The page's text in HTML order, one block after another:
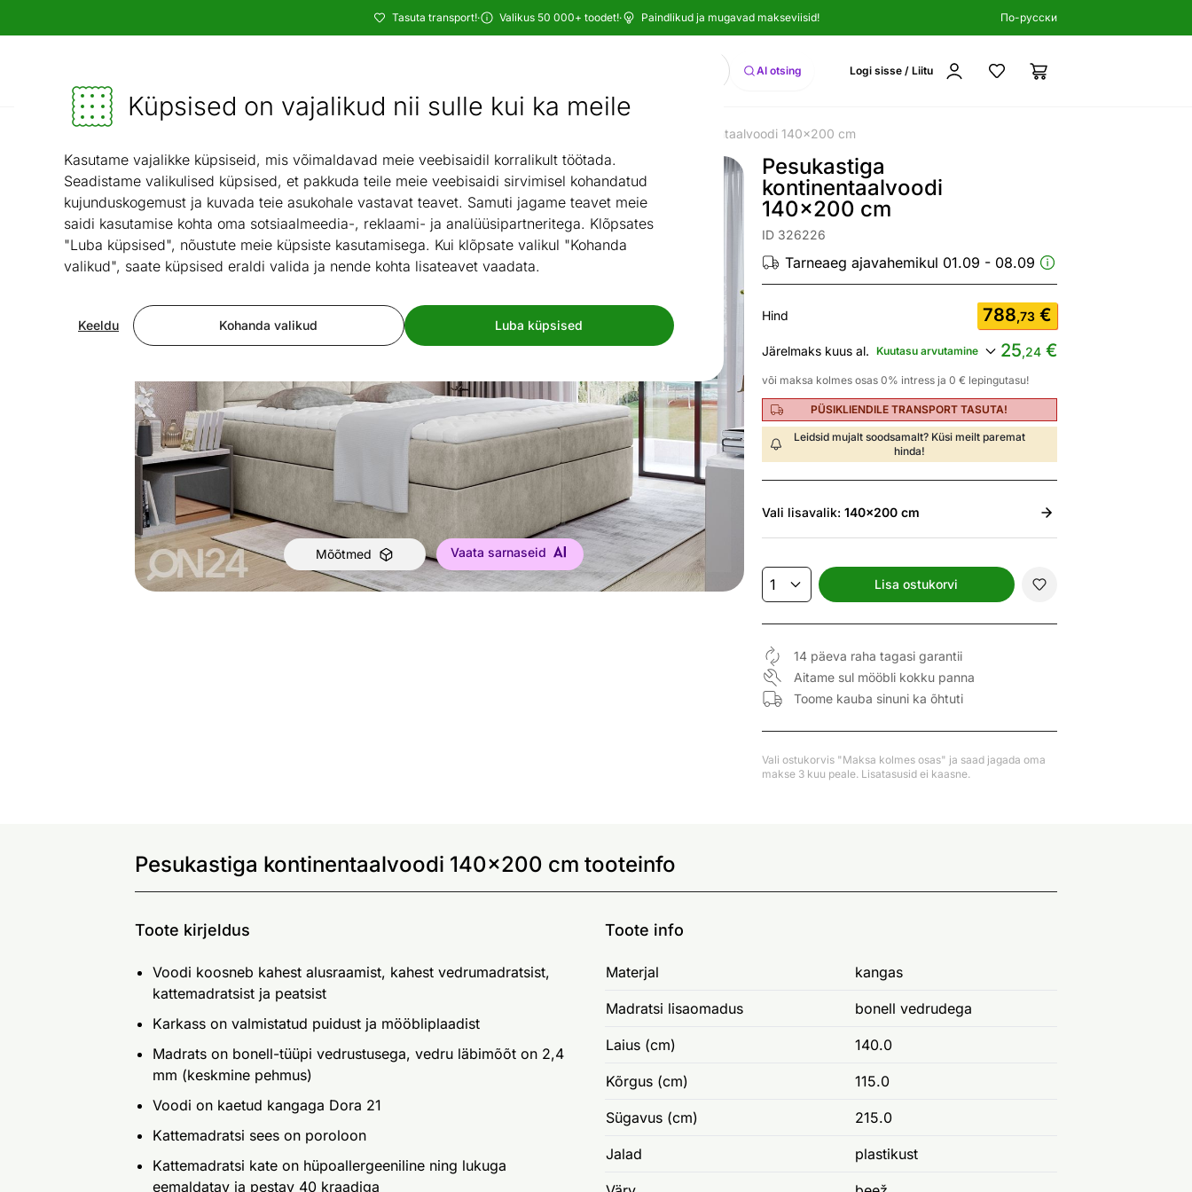
Küpsised on vajalikud nii sulle kui ka meile
Kasutame vajalikke küpsiseid, mis võimaldavad meie veebisaidil korralikult töötada.
Seadistame valikulised küpsised, et pakkuda teile meie veebisaidi sirvimisel kohandatud
kujunduskogemust ja kuvada teie asukohale vastavat teavet. Samuti jagame teavet meie
saidi kasutamise kohta oma sotsiaalmeedia-, reklaami- ja analüüsipartneritega. Klõpsates
"Luba küpsised", nõustute meie küpsiste kasutamisega. Kui klõpsate valikul "Kohanda
valikud", saate küpsised eraldi valida ja nende kohta lisateavet vaadata.
Kohanda valikud Luba küpsised
Keeldu
Tasuta transport!· Valikus 50 000+ toodet!· Paindlikud ja mugavad makseviisid! По-русски
Mööbel ja sisustus - ON24
Otsi AI otsing Logi sisse / Liitu
Pesukastiga kontinentaalvoodi 140x200 cm
Mõõtmed Vaata sarnaseid
Pesukastiga
kontinentaalvoodi
140x200 cm
ID 326226
Tarneaeg ajavahemikul 01.09 - 08.09
Hind 788,73€
Järelmaks kuus al. Kuutasu arvutamine 25,24€
või maksa kolmes osas 0% intress ja 0 € lepingutasu!
PÜSIKLIENDILE TRANSPORT TASUTA!
Leidsid mujalt soodsamalt? Küsi meilt paremat
hinda!
Vali lisavalik: 140x200 cm
Lisa ostukorvi
14 päeva raha tagasi garantii
Aitame sul mööbli kokku panna
Toome kauba sinuni ka õhtuti
Vali ostukorvis "Maksa kolmes osas" ja saad jagada oma
makse 3 kuu peale. Lisatasusid ei kaasne.
Pesukastiga kontinentaalvoodi 140x200 cm tooteinfo
Toote kirjeldus
Voodi koosneb kahest alusraamist, kahest vedrumadratsist,
kattemadratsist ja peatsist
Karkass on valmistatud puidust ja mööbliplaadist
Madrats on bonell-tüüpi vedrustusega, vedru läbimõõt on 2,4
mm (keskmine pehmus)
Voodi on kaetud kangaga Dora 21
Kattemadratsi sees on poroloon
Kattemadratsi kate on hüpoallergeeniline ning lukuga
eemaldatav ja pestav 40 kraadiga
Toote info
Materjal kangas
Madratsi lisaomadus bonell vedrudega
Laius (cm) 140.0
Kõrgus (cm) 115.0
Sügavus (cm) 215.0
Jalad plastikust